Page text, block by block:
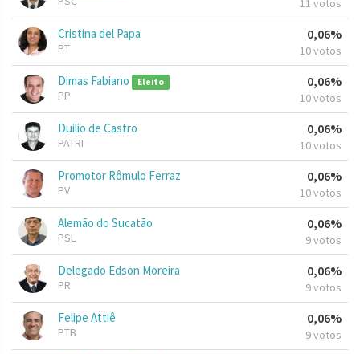
11 votos
Cristina del Papa
PT
0,06%
10 votos
Dimas Fabiano Eleito
PP
0,06%
10 votos
Duilio de Castro
PATRI
0,06%
10 votos
Promotor Rômulo Ferraz
PV
0,06%
10 votos
Alemão do Sucatão
PSL
0,06%
9 votos
Delegado Edson Moreira
PR
0,06%
9 votos
Felipe Attiê
PTB
0,06%
9 votos